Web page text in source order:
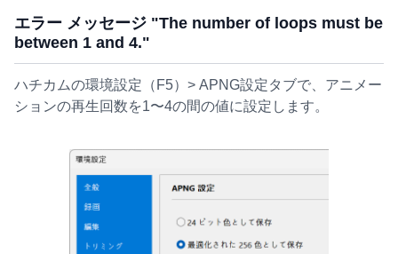
エラー メッセージ "The number of loops must be
between 1 and 4."
ハチカムの環境設定（F5）> APNG設定タブで、アニメー
ションの再生回数を1〜4の間の値に設定します。